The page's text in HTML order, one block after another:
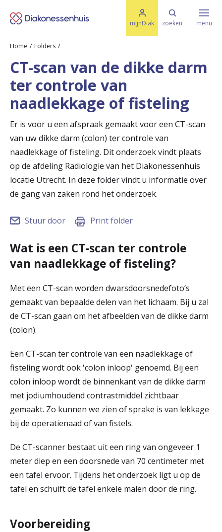
mijnDiak zoeken
M
e
l
u
menu
Ziektes & Aandoeningen
Spoed
Werken & Leren bij
Zorgverleners
Home Folders
CT-scan van de dikke darm
ter controle van
naadlekkage of fisteling
Er is voor u een afspraak gemaakt voor een CT-scan
van uw dikke darm (colon) ter controle van
naadlekkage of fisteling. Dit onderzoek vindt plaats
op de afdeling Radiologie van het Diakonessenhuis
locatie Utrecht. In deze folder vindt u informatie over
de gang van zaken rond het onderzoek.
Stuur door Print folder
Wat is een CT-scan ter controle
van naadlekkage of fisteling?
Met een CT-scan worden dwarsdoorsnedefoto’s
gemaakt van bepaalde delen van het lichaam. Bij u zal
de CT-scan gaan om het afbeelden van de dikke darm
(colon).
Een CT-scan ter controle van een naadlekkage of
fisteling wordt ook 'colon inloop' genoemd. Bij een
colon inloop wordt de binnenkant van de dikke darm
met jodiumhoudend contrastmiddel zichtbaar
gemaakt. Zo kunnen we zien of sprake is van lekkage
bij de operatienaad of van fistels.
De CT-scanner bestaat uit een ring van ongeveer 1
meter diep en een doorsnede van 70 centimeter met
een tafel ervoor. Tijdens het onderzoek ligt u op de
tafel en schuift de tafel enkele malen door de ring.
Voorbereiding